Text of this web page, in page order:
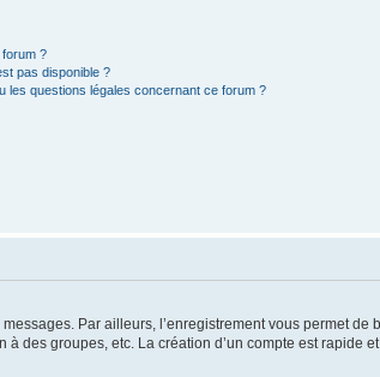
?
pas disponible ?
les questions légales concernant ce forum ?
Par ailleurs, l’enregistrement vous permet de
des groupes, etc. La création d’un compte est rapide